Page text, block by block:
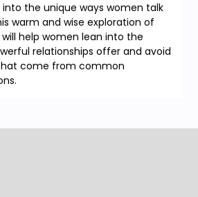
the unique ways women talk
warm and wise exploration of
help women lean into the
relationships offer and avoid
come from common